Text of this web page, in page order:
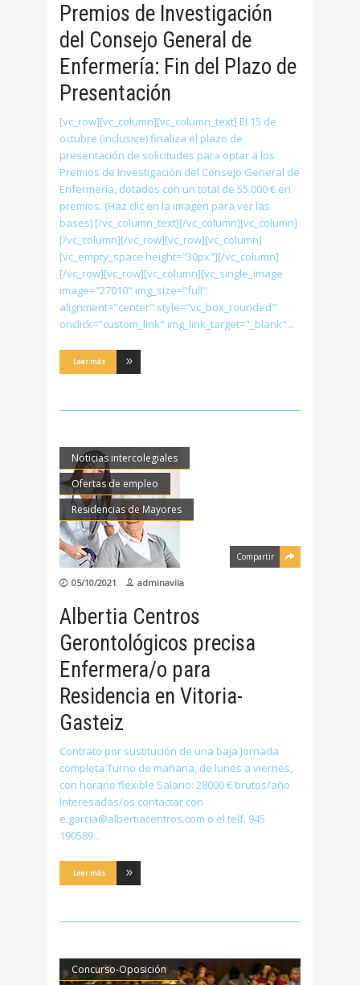
Premios de Investigación
del Consejo General de
Enfermería: Fin del Plazo de
Presentación
[vc_row][vc_column][vc_column_text] El 15 de
octubre (inclusive) finaliza el plazo de
presentación de solicitudes para optar a los
Premios de Investigación del Consejo General de
Enfermería, dotados con un total de 55.000 € en
premios. (Haz clic en la imagen para ver las
bases) [/vc_column_text][/vc_column][vc_column]
[/vc_column][/vc_row][vc_row][vc_column]
[vc_empty_space height="30px"][/vc_column]
[/vc_row][vc_row][vc_column][vc_single_image
image="27010" img_size="full"
alignment="center" style="vc_box_rounded"
onclick="custom_link" img_link_target="_blank"
Leer más
Noticias intercolegiales
Ofertas de empleo
Residencias de Mayores
Compartir
05/10/2021 adminavila
Albertia Centros
Gerontológicos precisa
Enfermera/o para
Residencia en Vitoria-
Gasteiz
Contrato por sustitución de una baja Jornada
completa Turno de mañana, de lunes a viernes,
con horario flexible Salario: 28000 € brutos/año
Interesadas/os contactar con
e.garcia@albertiacentros.com o el telf. 945
190589
Leer más
Concurso-Oposición